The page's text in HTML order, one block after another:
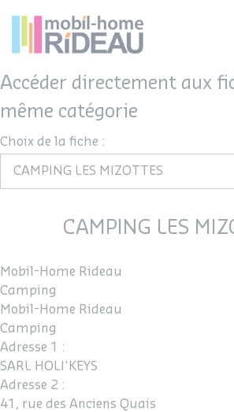
Accéder directement aux
même catégorie
Choix de la fiche :
CAMPING LES
Mobil-Home Rideau
Camping
Mobil-Home Rideau
Camping
Adresse 1 :
SARL HOLI'KEYS
Adresse 2 :
41, rue des Anciens Quais